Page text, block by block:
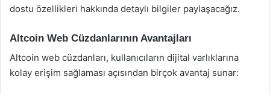
dostu özellikleri hakkında detaylı bilgiler paylaşacağız.
Altcoin Web Cüzdanlarının Avantajları
Altcoin web cüzdanları, kullanıcıların dijital varlıklarına
kolay erişim sağlaması açısından birçok avantaj sunar: